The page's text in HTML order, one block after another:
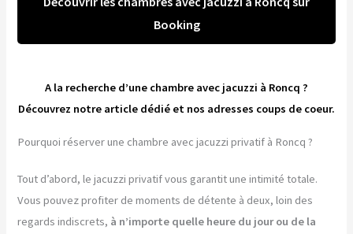
Booking
A la recherche d’une chambre avec jacuzzi à Roncq ?
Découvrez notre article dédié et nos adresses coups de coeur.
Pourquoi réserver une chambre avec jacuzzi privatif à Roncq ?
Tout d’abord, le jacuzzi privatif vous garantit une intimité totale.
Vous pouvez profiter de moments de détente à deux, loin des
regards indiscrets, à n’importe quelle heure du jour ou de la